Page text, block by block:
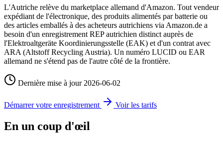
L'Autriche relève du marketplace allemand d'Amazon. Tout vendeur
expédiant de l'électronique, des produits alimentés par batterie ou
des articles emballés à des acheteurs autrichiens via Amazon.de a
besoin d'un enregistrement REP autrichien distinct auprès de
l'Elektroaltgeräte Koordinierungsstelle (EAK) et d'un contrat avec
ARA (Altstoff Recycling Austria). Un numéro LUCID ou EAR
allemand ne s'étend pas de l'autre côté de la frontière.
Dernière mise à jour 2026-06-02
Démarrer votre enregistrement Voir les tarifs
En un coup d'œil